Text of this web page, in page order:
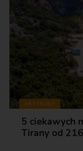
ARTYKUŁY
5 ciekawych
Tirany od